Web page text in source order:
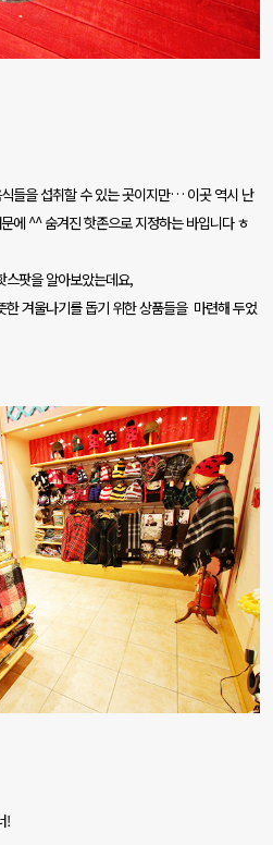
들을 섭취할 수 있는 곳이지만… 이곳 역시 난
에 ^^숨겨진 핫존으로 지정하는 바입니다 ㅎ
스팟을 알아보았는데요,
겨울나기를 돕기 위한 상품들을 마련해 두었
!